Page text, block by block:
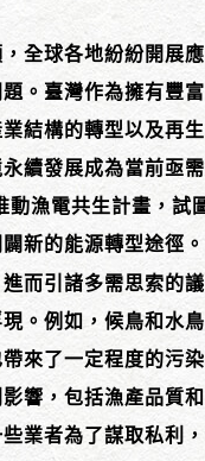
全球各地紛紛開展
。臺灣作為擁有豐
結構的轉型以及再
續發展成為當前亟
漁電共生計畫，試
新的能源轉型途徑
而引諸多需思索的
。例如，候鳥和水
來了一定程度的污
響，包括漁產品質
業者為了謀取私利